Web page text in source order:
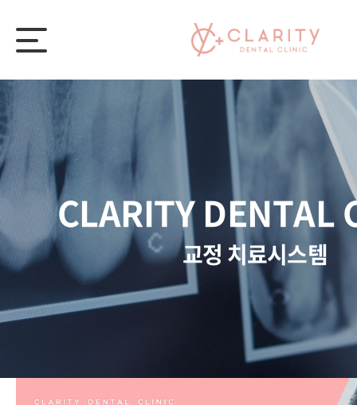
CLARITY DENTAL
교정 치료시스템